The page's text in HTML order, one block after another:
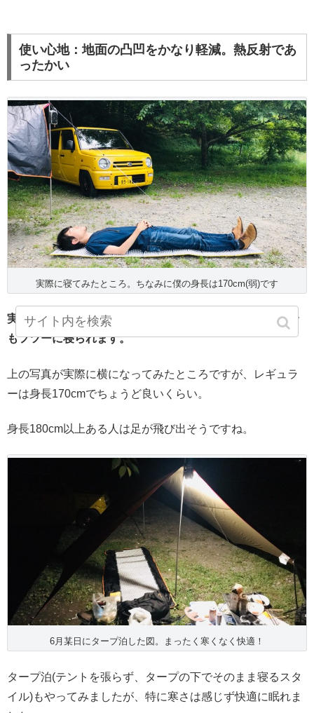
使い心地：地面の凸凹をかなり軽減。熱反射であ
ったかい
実際に寝てみたところ。ちなみに僕の身長は170cm(弱)です
実際に使ってみた感想ですが、かなり良い！！砂利の上で
もフツーに寝られます。
上の写真が実際に横になってみたところですが、レギュラ
ーは身長170cmでちょうど良いくらい。
身長180cm以上ある人は足が飛び出そうですね。
6月某日にタープ泊した図。まったく寒くなく快適！
タープ泊(テントを張らず、タープの下でそのまま寝るスタ
イル)もやってみましたが、特に寒さは感じず快適に眠れま